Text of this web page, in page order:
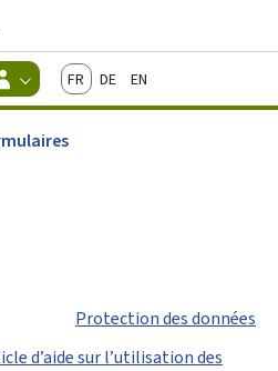
principal
contenu
Changer
d'espace
Menu
FrançaisDeutschEnglish
Protection des données
d’aide sur l’utilisation des